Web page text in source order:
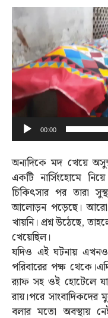
Video
Player
00:00
অন্যদিকে মদ খেয়ে
একটি নার্সিংহোমে
চিকিৎসার পর তারা
আলোড়ন পড়েছে। আরো
খায়নি। প্রশ্ন উঠেছে,
খেয়েছিল।
যদিও এই ঘটনায়
পরিবারের পক্ষ
র‍্যাফ সহ ওই হোটেলে
রায়।পরে
বলার মতো অবস্থায়